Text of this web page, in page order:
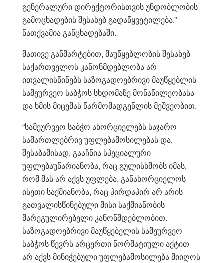
გენერალური დირექტორისთვის უნდობლობის
გამოცხადების შესახებ გადაწყვეტილება.” _
ნათქვამია განცხადებაში.
მათივე განმარტებით, მაუწყებლობის შესახებ
საქართველოს კანონმდებლობა არ
ითვალისწინებს საზოგადოებრივი მაუწყებლის
სამეურვეო საბჭოს სხდომაზე მონაწილეობასა
და ხმის მიცემას წარმომადგენლის მეშვეობით.
“სამეურვეო საბჭო ახორციელებს საჯარო
სამართლებრივ უფლებამოსილებას და,
შესაბამისად, გააჩნია სპეციალური
უფლებაუნარიანობა, რაც გულისხმობს იმას,
რომ მას არ აქვს უფლება, განახორციელოს
ისეთი საქმიანობა, რაც პირდაპირ არ არის
გათვალისწინებული მისი საქმიანობის
მარეგულირებელი კანონმდებლობით.
საზოგადოებრივი მაუწყებელის სამეურვეო
საბჭოს წევრს არცერთი ნორმატიული აქტით
არ აქვს მინიჭებული უფლებამოსილება მიიღოს